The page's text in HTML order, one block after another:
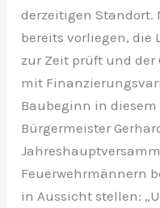
derzeitigen Standort.
bereits vorliegen, die
zur Zeit prüft und der
mit
Baubeginn in
Bürgermeister
Feuerwehrmännern
in Aussicht stellen: